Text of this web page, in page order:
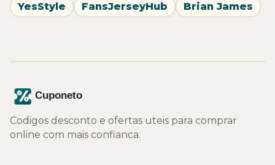
YesStyle
FansJerseyHub Brian James
Codigos desconto e ofertas uteis para comprar
online com mais confianca.